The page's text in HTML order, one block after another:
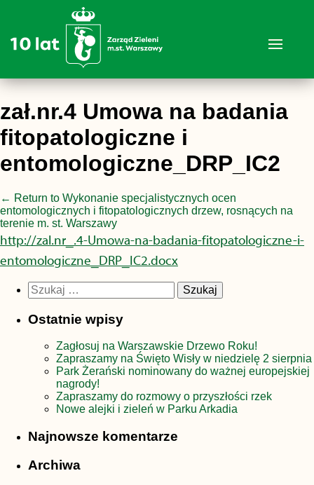
zał.nr.4 Umowa na badania
fitopatologiczne i
entomologiczne_DRP_IC2
← Return to Wykonanie specjalistycznych ocen
entomologicznych i fitopatologicznych drzew, rosnących na
terenie m. st. Warszawy
http://zal.nr_.4-Umowa-na-badania-fitopatologiczne-i-
entomologiczne_DRP_IC2.docx
Szukaj:
Ostatnie wpisy
Zagłosuj na Warszawskie Drzewo Roku!
Zapraszamy na Święto Wisły w niedzielę 2 sierpnia
Park Żerański nominowany do ważnej europejskiej
nagrody!
Zapraszamy do rozmowy o przyszłości rzek
Nowe alejki i zieleń w Parku Arkadia
Najnowsze komentarze
Archiwa